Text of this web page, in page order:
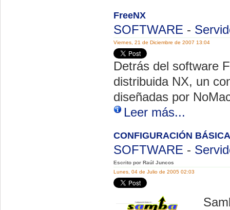
FreeNX
SOFTWARE -
Viernes, 21 de Diciembre de 2007 13:04
Detrás del software
distribuida NX, un
diseñadas por
Leer más...
CONFIGURACIÓN
SOFTWARE -
Escrito por Raúl Juncos
Lunes, 04 de Julio de 2005 02:03